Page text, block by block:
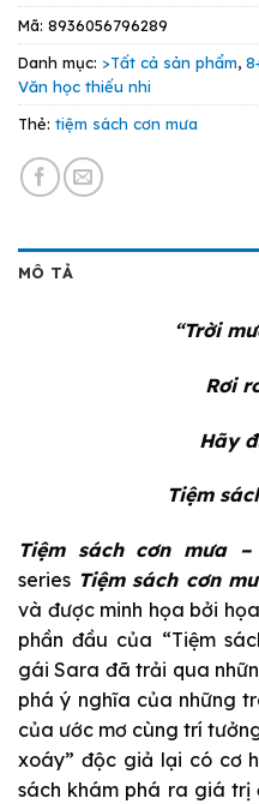
Mã: 8936056796289
Danh mục: >Tất cả sản phẩm,
Văn học thiếu nhi
Thẻ: tiệm sách cơn mưa
MÔ TẢ
“Trời
Rơi
Hãy
Tiệm
Tiệm sách cơn mưa
series Tiệm sách cơn
và được minh họa bởi
phần đầu của “Tiệm
gái Sara đã trải qua
phá ý nghĩa của những
của ước mơ cùng trí
xoáy” độc giả lại có cơ
sách khám phá ra giá trị